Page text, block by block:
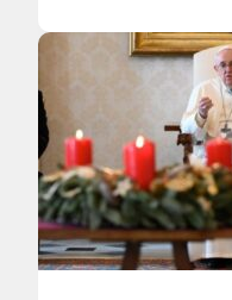
k
a
e
k
é
z
i
é
b
á
t
o
r
r
n
e
l
m
i